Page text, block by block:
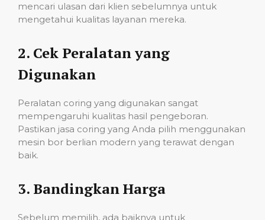
mencari ulasan dari klien sebelumnya untuk
mengetahui kualitas layanan mereka.
2. Cek Peralatan yang
Digunakan
Peralatan coring yang digunakan sangat
mempengaruhi kualitas hasil pengeboran.
Pastikan jasa coring yang Anda pilih menggunakan
mesin bor berlian modern yang terawat dengan
baik.
3. Bandingkan Harga
Sebelum memilih, ada baiknya untuk